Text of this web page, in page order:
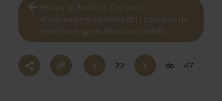
Museu de fonètica. Col·lecció
d’instruments científics del Laboratori de
Fonètica Eugenio Martínez Celdrán
22 de 47